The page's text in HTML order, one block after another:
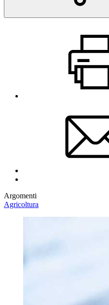
Argomenti
Agricoltura